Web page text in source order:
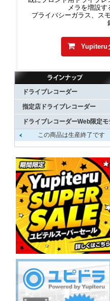
メラを増設す
プライバシーガラス、ス
Yupiteru
ドライブレコーダー
指定店ドライブレコーダー
ドライブレコーダーWeb限定モ
この商品は生産終了です